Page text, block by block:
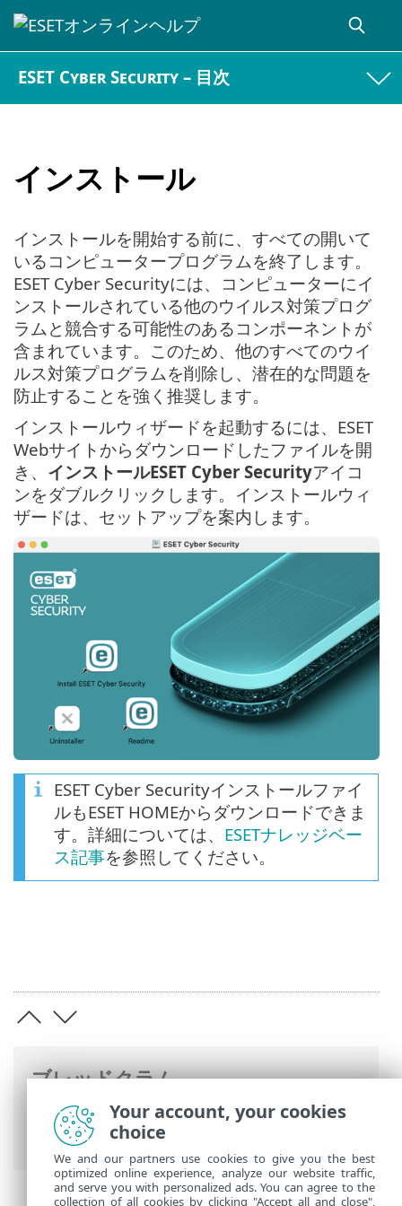
ESET Cyber Security – 目次
インストール
ブレッドクラム
ESETオンラインヘルプ>ESET Cyber
Security >インストール
インストールを開始する前に、すべての開いて
いるコンピュータープログラムを終了します。
ESET Cyber Securityには、コンピューターにイ
ンストールされている他のウイルス対策プログ
ラムと競合する可能性のあるコンポーネントが
含まれています。このため、他のすべてのウイ
ルス対策プログラムを削除し、潜在的な問題を
防止することを強く推奨します。
インストールウィザードを起動するには、ESET
Webサイトからダウンロードしたファイルを開
き、 インストールESET Cyber Securityアイコ
ンをダブルクリックします。インストールウィ
ザードは、セットアップを案内します。
ESET Cyber Securityインストールファイ
ルもESET HOMEからダウンロードできま
す。詳細については、 ESETナレッジベー
ス記事を参照してください。
Your account, your cookies
choice
We and our partners use cookies to give you the best
optimized online experience, analyze our website traffic,
and serve you with personalized ads. You can agree to the
collection of all cookies by clicking "Accept all and close",